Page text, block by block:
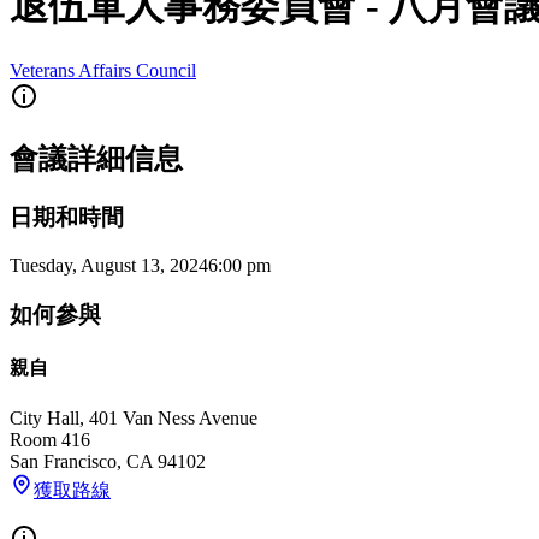
Veterans Affairs Council
會議詳細信息
日期和時間
Tuesday, August 13, 20246:00 pm
如何參與
親自
City Hall, 401 Van Ness Avenue
Room 416
San Francisco, CA 94102
獲取路線